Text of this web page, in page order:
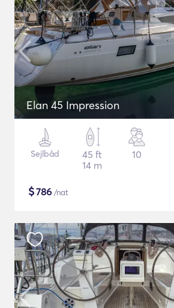
Elan 45 Impression
Sejlbåd
45 ft
14 m
10
$786 /nat